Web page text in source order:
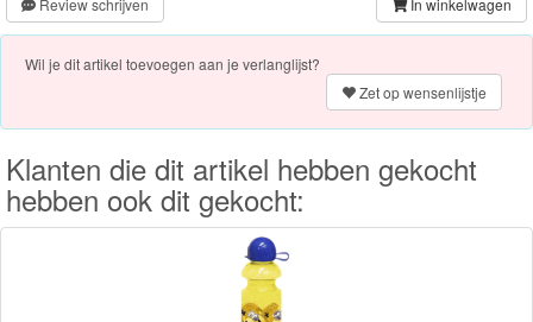
Eenhoorn
&
Minnie
Puzzels
Wil je dit artikel toevoegen aan je verlanglijst?
Zet op wensenlijstje
Klanten die dit artikel hebben gekocht
hebben ook dit gekocht: